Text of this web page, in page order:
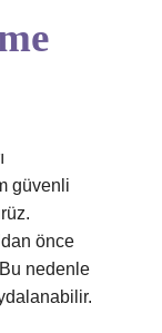
güvenli
önce
nedenle